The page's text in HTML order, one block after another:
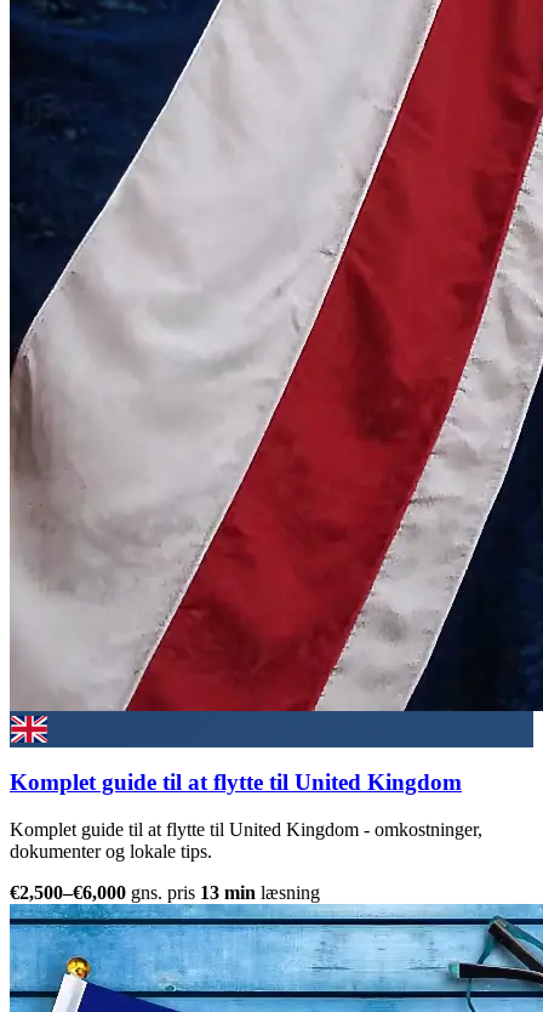
Komplet guide til at flytte til United Kingdom
Komplet guide til at flytte til United Kingdom - omkostninger,
dokumenter og lokale tips.
€2,500–€6,000 gns. pris 13 min læsning